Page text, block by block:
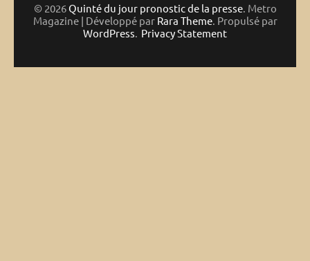
© 2026Quinté du jour pronostic de la presse. Metro
Magazine | Développé par Rara Theme. Propulsé par
WordPress. Privacy Statement